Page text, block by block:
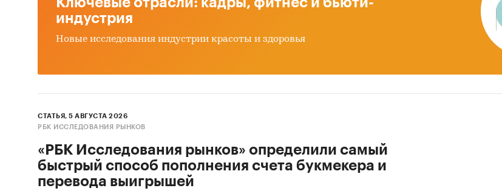
индустрия
Новые исследования индустрии красоты и здоровья
СТАТЬЯ, 5 АВГУСТА 2026
РБК ИССЛЕДОВАНИЯ РЫНКОВ
«РБК Исследования рынков» определили самый
быстрый способ пополнения счета букмекера и
перевода выигрышей